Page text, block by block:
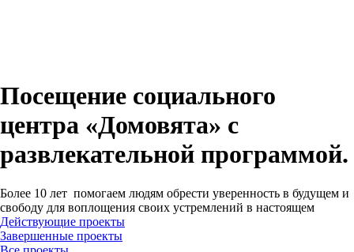
Посещение социального
центра «Домовята» с
развлекательной программой.
Более 10 лет помогаем людям обрести уверенность в будущем и
свободу для воплощения своих устремлений в настоящем
Действующие проекты
Завершенные проекты